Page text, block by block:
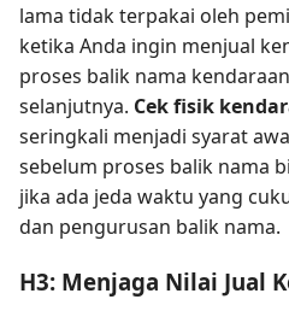
lama tidak terpakai oleh
ketika Anda ingin menjual
proses balik nama
selanjutnya. Cek fisik
seringkali menjadi syarat
sebelum proses balik nama
jika ada jeda waktu yang
dan pengurusan balik nama.
H3: Menjaga Nilai Jual